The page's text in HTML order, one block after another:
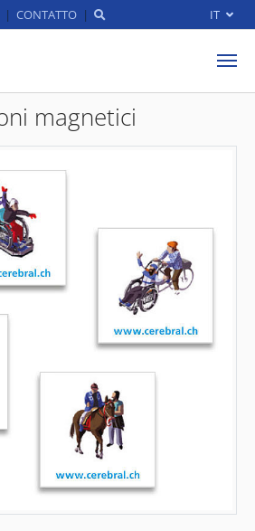
CONTATTO IT
magnetici